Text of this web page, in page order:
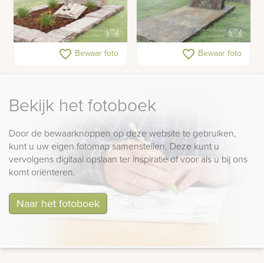
Lichte en natuurlijke
favorite_border Bewaar foto
Grafmonument van
leisteen met rvs
favorite_border Bewaar foto
Bekijk het fotoboek
Door de bewaarknoppen op deze website te gebruiken,
kunt u uw eigen fotomap samenstellen. Deze kunt u
vervolgens digitaal opslaan ter inspiratie of voor als u bij ons
komt oriënteren.
Naar het fotoboek